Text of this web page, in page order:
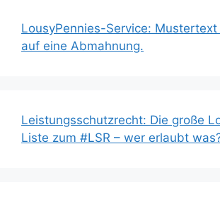
LousyPennies-Service:
auf eine Abmahnung.
Leistungsschutzrecht: Die große
Liste zum #LSR – wer erlaubt